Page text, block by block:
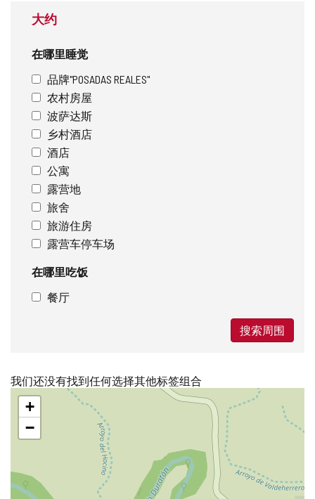
大约
在哪里睡觉
品牌"POSADAS REALES"
农村房屋
波萨达斯
乡村酒店
酒店
公寓
露营地
旅舍
旅游住房
露营车停车场
在哪里吃饭
餐厅
搜索周围
我们还没有找到任何选择其他标签组合
跳
地
图
+
−